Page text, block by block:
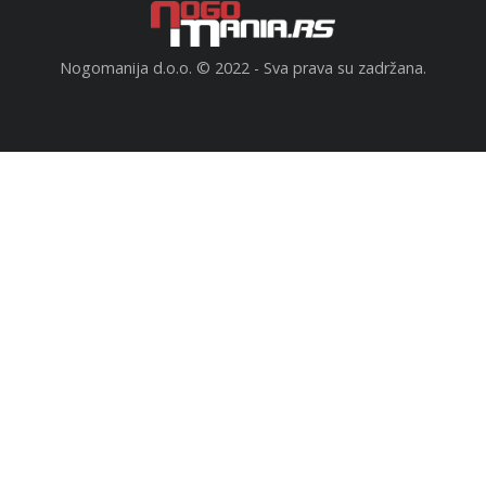
Nogomanija d.o.o. © 2022 - Sva prava su zadržana.